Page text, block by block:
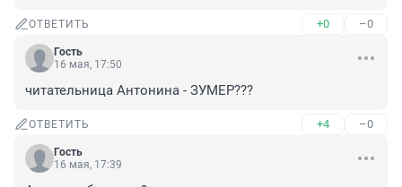
ОТВЕТИТЬ +0 –0
Гость
16 мая, 17:50
читательница Антонина - ЗУМЕР???
ОТВЕТИТЬ +4 –0
Гость
16 мая, 17:39